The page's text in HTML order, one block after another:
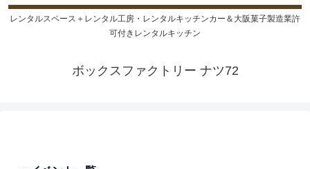
レンタルスペース＋レンタル工房・レンタルキッチンカー＆大阪菓子製造業許
可付きレンタルキッチン
ボックスファクトリー ナツ72